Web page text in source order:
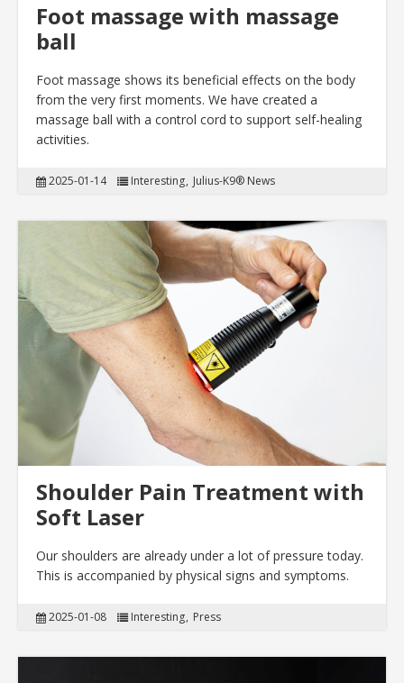
Foot massage with massage
ball
Foot massage shows its beneficial effects on the body
from the very first moments. We have created a
massage ball with a control cord to support self-healing
activities.
2025-01-14 Interesting Julius-K9® News
Shoulder Pain Treatment with
Soft Laser
Our shoulders are already under a lot of pressure today.
This is accompanied by physical signs and symptoms.
2025-01-08 Interesting Press